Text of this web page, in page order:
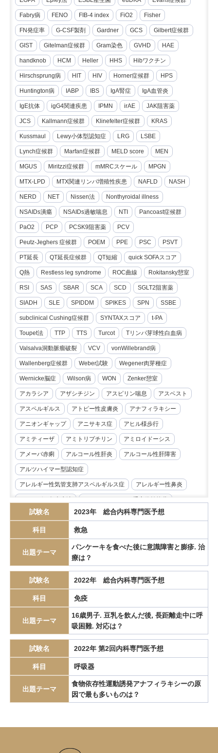
Fabry病 FENO FIB-4 index FiO2 Fisher
FN発症率 G-CSF製剤 Gardner GCS Gilbert症候群
GIST Gitelman症候群 Gram染色 GVHD HAE
handknob HCM Heller HHS Hibワクチン
Hirschsprung病 HIT HIV Horner症候群 HPS
Huntington病 IABP IBS IgA腎症 IgA血管炎
IgE抗体 igG4関連疾患 IPMN irAE JAK阻害薬
JCS Kallmann症候群 Klinefelter症候群 KRAS
Kussmaul Lewy小体型認知症 LRG LSBE
Lynch症候群 Marfan症候群 MELD score MEN
MGUS Miritzzi症候群 mMRCスケール MPGN
MTX-LPD MTX関連リンパ増殖性疾患 NAFLD NASH
NERD NET Nissen法 Nonthyroidal illness
NSAIDs潰瘍 NSAIDs過敏喘息 NTI Pancoast症候群
PaO2 PCP PCSK9阻害薬 PCV
Peutz-Jeghers 症候群 POEM PPE PSC PSVT
PT延長 QT延長症候群 QT短縮 quick SOFAスコア
Q熱 Restless leg syndrome ROC曲線 Rokitansky憩室
RSI SAS SBAR SCA SCD SGLT2阻害薬
SIADH SLE SPIDDM SPIKES SPN SSBE
subclinical Cushing症候群 SYNTAXスコア t-PA
Toupet法 TTP TTS Turcot Tリンパ芽球性白血病
Valsalva洞動脈瘤破裂 VCV vonWillebrand病
Wallenberg症候群 Weber試験 Wegener肉芽種症
Wernicke脳症 Wilson病 WON Zenker憩室
アカラシア アザシチジン アスピリン喘息 アスベスト
アスペルギルス アトピー性皮膚炎 アナフィラキシー
アニオンギャップ アニサキス症 アヒル様歩行
アミティーザ アミトリプチリン アミロイドーシス
アメーバ赤痢 アルコール性肝炎 アルコール性肝障害
アルツハイマー型認知症
アレルギー性気管支肺アスペルギルス症 アレルギー性鼻炎
イマチニブ インスリノーマ インピーダンス試験
インフリキシマブ エクリズマブ
エリスロポエチン エルシニア腸炎
エロビキシバット
ガストリノーマ ガストリン カテーテルアブレーション
カリウムチャネル競合型胃酸抑制薬 カルチノイド
カロリー計算 カンジダ血症 カンピロバクター腸炎
がん検診 がん疼痛 がん統計 がん薬物療法
ギランバレー症候群 グーフィス クッシング病
クッシング症候群 クラミジア グラム染色
グラム陰性双球菌 クリプトスポリジウム症
クロピドグレル コールドポリペクトミー
コレステロール塞栓症
サルモネラ シェーグレン症候群 シクロスポリン
試験名 2023年 総合内科専門医予想
科目 救急
出題テーマ
パンケーキを食べた後に意識障害と膨疹. 治
療は？
試験名 2022年 総合内科専門医予想
科目 免疫
出題テーマ
16歳男子. 豆乳を飲んだ後, 長距離走中に呼
吸困難. 対応は？
試験名 2022年 第2回内科専門医予想
科目 呼吸器
出題テーマ
食物依存性運動誘発アナフィラキシーの原
因で最も多いものは？